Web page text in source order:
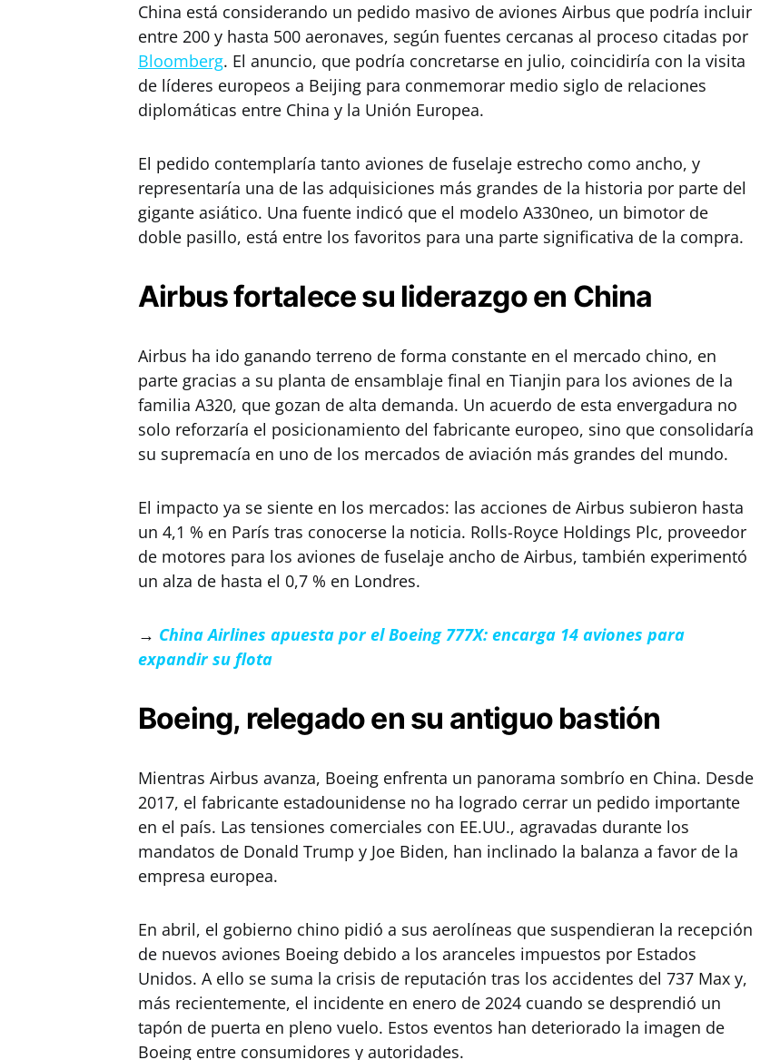
China está considerando un pedido masivo de aviones Airbus que podría incluir
entre 200 y hasta 500 aeronaves, según fuentes cercanas al proceso citadas por
Bloomberg. El anuncio, que podría concretarse en julio, coincidiría con la visita
de líderes europeos a Beijing para conmemorar medio siglo de relaciones
diplomáticas entre China y la Unión Europea.
El pedido contemplaría tanto aviones de fuselaje estrecho como ancho, y
representaría una de las adquisiciones más grandes de la historia por parte del
gigante asiático. Una fuente indicó que el modelo A330neo, un bimotor de
doble pasillo, está entre los favoritos para una parte significativa de la compra.
Airbus fortalece su liderazgo en China
Airbus ha ido ganando terreno de forma constante en el mercado chino, en
parte gracias a su planta de ensamblaje final en Tianjin para los aviones de la
familia A320, que gozan de alta demanda. Un acuerdo de esta envergadura no
solo reforzaría el posicionamiento del fabricante europeo, sino que consolidaría
su supremacía en uno de los mercados de aviación más grandes del mundo.
El impacto ya se siente en los mercados: las acciones de Airbus subieron hasta
un 4,1 % en París tras conocerse la noticia. Rolls-Royce Holdings Plc, proveedor
de motores para los aviones de fuselaje ancho de Airbus, también experimentó
un alza de hasta el 0,7 % en Londres.
→ China Airlines apuesta por el Boeing 777X: encarga 14 aviones para
expandir su flota
Boeing, relegado en su antiguo bastión
Mientras Airbus avanza, Boeing enfrenta un panorama sombrío en China. Desde
2017, el fabricante estadounidense no ha logrado cerrar un pedido importante
en el país. Las tensiones comerciales con EE.UU., agravadas durante los
mandatos de Donald Trump y Joe Biden, han inclinado la balanza a favor de la
empresa europea.
En abril, el gobierno chino pidió a sus aerolíneas que suspendieran la recepción
de nuevos aviones Boeing debido a los aranceles impuestos por Estados
Unidos. A ello se suma la crisis de reputación tras los accidentes del 737 Max y,
más recientemente, el incidente en enero de 2024 cuando se desprendió un
tapón de puerta en pleno vuelo. Estos eventos han deteriorado la imagen de
Boeing entre consumidores y autoridades.